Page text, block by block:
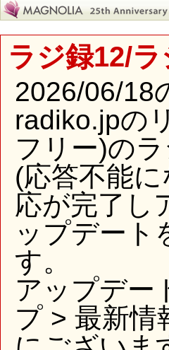
ラジ録12/
2026/06/18
radiko.jpの
フリー)の
(応答不能
応が完了し
ップデート
す。
アップデー
プ > 最新情